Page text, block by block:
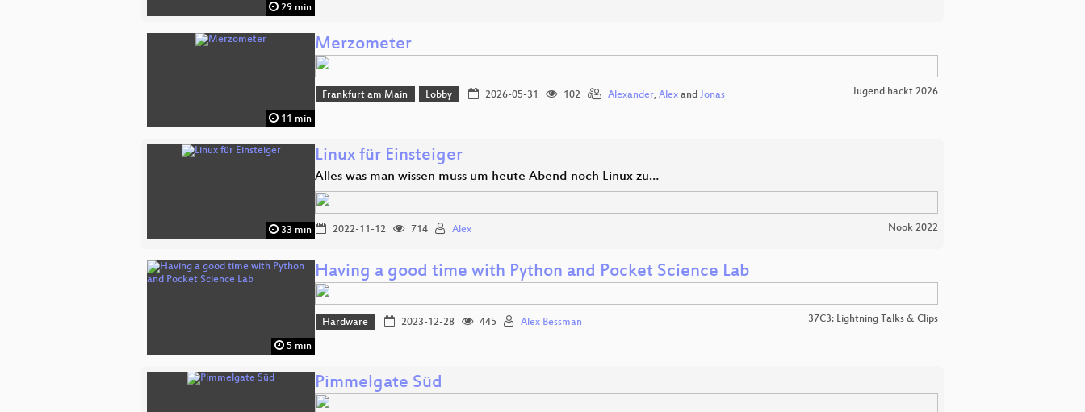
29 min
11 min
Merzometer
Frankfurt am Main Lobby 2026-05-31 102 Alexander, Alexand Jonas Jugend hackt 2026
33 min
Linux für Einsteiger
Alles was man wissen muss um heute Abend noch Linux zu…
2022-11-12 714 Alex Nook 2022
5 min
Having a good time with Python and Pocket Science Lab
Hardware 2023-12-28 445 Alex Bessman 37C3: Lightning Talks & Clips
Pimmelgate Süd